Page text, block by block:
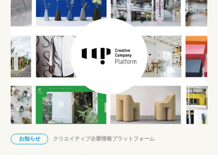
お知らせ クリエイティブ企業情報プラットフォーム